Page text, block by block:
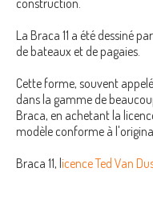
La Braca 11 a été dessiné
de bateaux et de pagaies.
Cette forme, souvent
dans la gamme de
Braca, en achetant la
modèle conforme à
Braca 11, licence Ted Van